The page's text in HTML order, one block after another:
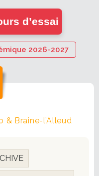
d’essai
2026-2027
& Braine-l’Alleud